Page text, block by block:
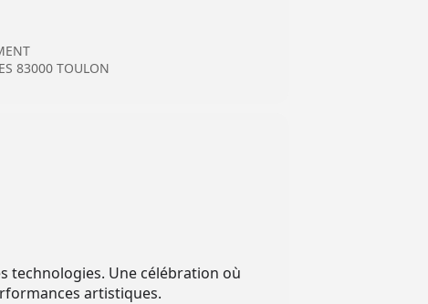
83000 TOULON
technologies. Une célébration où
artistiques.